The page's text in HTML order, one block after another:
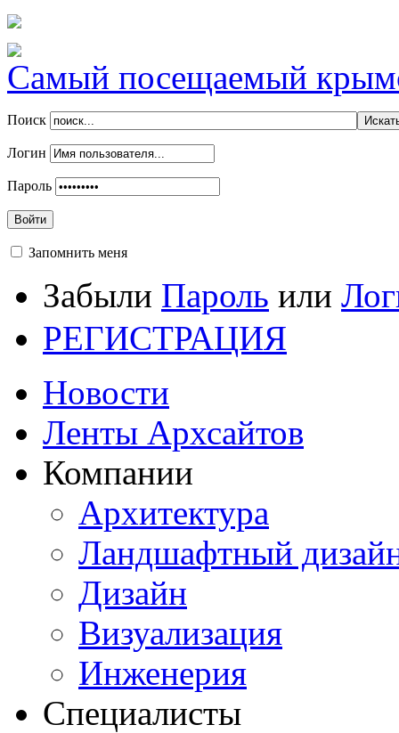
Самый посещаемый
Поиск
Логин
Пароль
Войти
Запомнить меня
Забыли Пароль или
РЕГИСТРАЦИЯ
Новости
Ленты Архсайтов
Компании
Архитектура
Ландшафтный
Дизайн
Визуализация
Инженерия
Специалисты